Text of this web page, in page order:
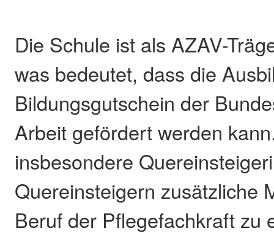
Die Schule ist als AZAV-
was bedeutet, dass die
Bildungsgutschein der
Arbeit gefördert werden
insbesondere
Quereinsteigern zusätzliche
Beruf der Pflegefachkraft zu